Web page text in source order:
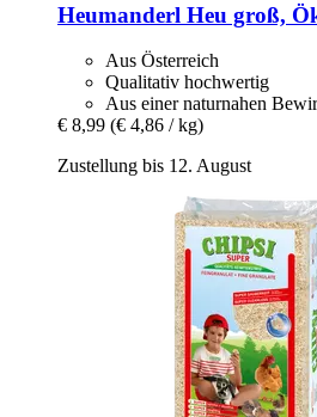
Heumanderl Heu groß,
Aus Österreich
Qualitativ hochwertig
Aus einer naturnahen
€ 8,99 (€ 4,86 / kg)
Zustellung bis 12. August